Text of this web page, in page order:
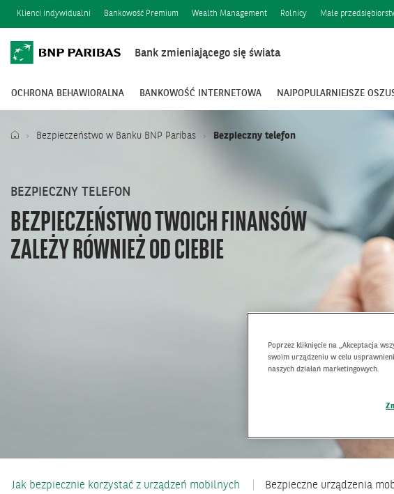
Klienci indywidualni Bankowość Premium Wealth Management Rolnicy Małe
Bank zmieniającego się świata
OCHRONA BEHAWIORALNA BANKOWOŚĆ INTERNETOWA NAJPOPULARNIEJSZE
Bezpieczeństwo w Banku BNP Paribas Bezpieczny telefon
BEZPIECZNY TELEFON
BEZPIECZEŃSTWO TWOICH FINANSÓW
ZALEŻY RÓWNIEŻ OD CIEBIE
Jak bezpiecznie korzystać z urządzeń mobilnych Bezpieczne urządzenia
Poprzez kliknięcie na „Akceptacja
swoim urządzeniu w celu
naszych działań marketingowych.